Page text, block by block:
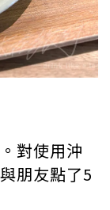
對使用沖
朋友點了5